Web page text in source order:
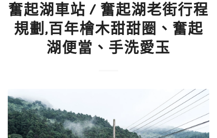
奮起湖車站 / 奮起湖老街行程
規劃,百年檜木甜甜圈、奮起
湖便當、手洗愛玉